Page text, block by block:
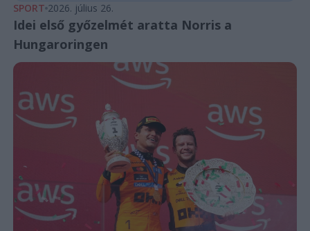
SPORT 2026. július 26.
Idei első győzelmét aratta Norris a
Hungaroringen